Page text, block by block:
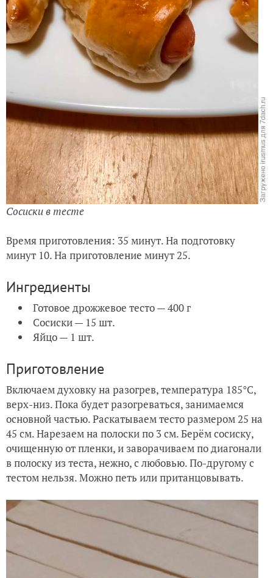
Сосиски в тесте
Время приготовления: 35 минут. На подготовку
минут 10. На приготовление минут 25.
Ингредиенты
Готовое дрожжевое тесто — 400 г
Сосиски — 15 шт.
Яйцо — 1 шт.
Приготовление
Включаем духовку на разогрев, температура 185°C,
верх-низ. Пока будет разогреваться, занимаемся
основной частью. Раскатываем тесто размером 25 на
45 см. Нарезаем на полоски по 3 см. Берём сосиску,
очищенную от пленки, и заворачиваем по диагонали
в полоску из теста, нежно, с любовью. По-другому с
тестом нельзя. Можно петь или пританцовывать.